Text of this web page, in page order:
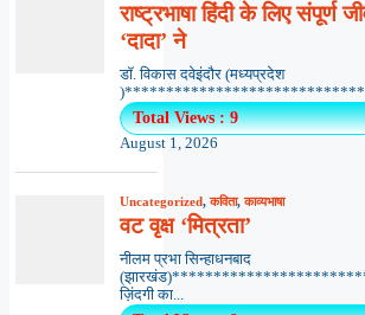
राष्ट्रभाषा हिंदी के लिए संपूर्ण
‘दादा’ ने
डॉ. विकास दवेइंदौर (मध्यप्रदेश
Total Views : 9
August 1, 2026
Uncategorized,कविता,काव्यभाषा
वट वृक्ष ‘मित्रता’
नीलम प्रभा सिन्हाधनबाद
ज़िंदगी का...